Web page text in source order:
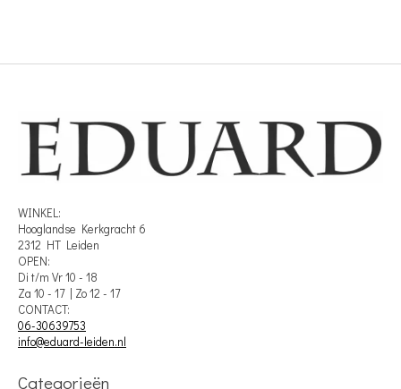
WINKEL:
Hooglandse Kerkgracht 6
2312 HT Leiden
OPEN:
Di t/m Vr 10 - 18
Za 10 - 17 | Zo 12 - 17
CONTACT:
06-30639753
info@eduard-leiden.nl
Categorieën